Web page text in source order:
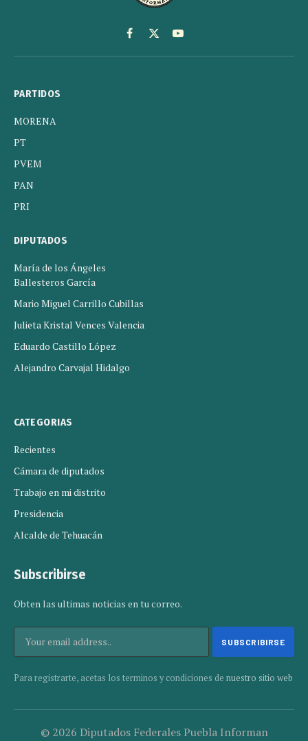
Facebook
X
(Twitter)
YouTube
PARTIDOS
MORENA
PT
PVEM
PAN
PRI
DIPUTADOS
María de los Ángeles
Ballesteros García
Mario Miguel Carrillo Cubillas
Julieta Kristal Vences Valencia
Eduardo Castillo López
Alejandro Carvajal Hidalgo
CATEGORIAS
Recientes
Cámara de diputados
Trabajo en mi distrito
Presidencia
Alcalde de Tehuacán
Subscribirse
Obten las ultimas noticias en tu correo.
Para registrarte, acetas los terminos y condiciones de nuestro sitio web
© 2026 Diputados Federales Puebla Informan